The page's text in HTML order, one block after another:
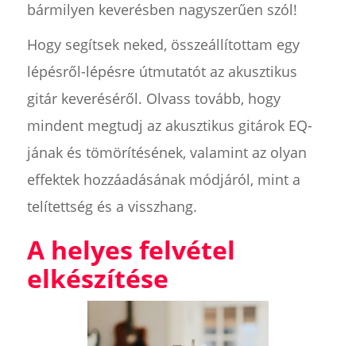
bármilyen keverésben nagyszerűen szól!
Hogy segítsek neked, összeállítottam egy
lépésről-lépésre útmutatót az akusztikus
gitár keveréséről. Olvass tovább, hogy
mindent megtudj az akusztikus gitárok EQ-
jának és tömörítésének, valamint az olyan
effektek hozzáadásának módjáról, mint a
telítettség és a visszhang.
A helyes felvétel
elkészítése